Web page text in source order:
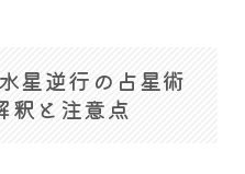
星逆行の占星術
釈と注意点